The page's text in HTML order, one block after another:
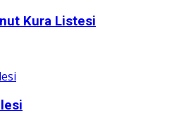
Kura Listesi